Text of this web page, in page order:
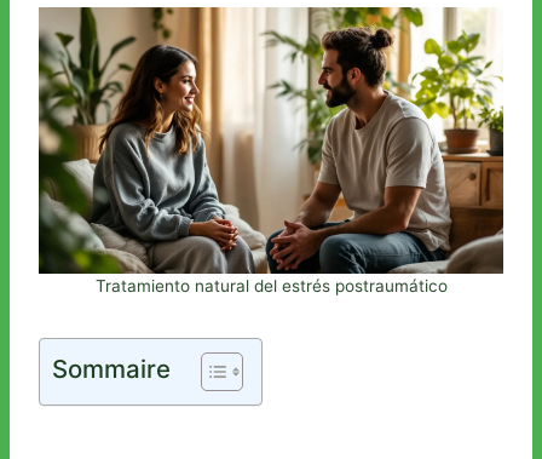
Tratamiento natural del estrés postraumático
Sommaire